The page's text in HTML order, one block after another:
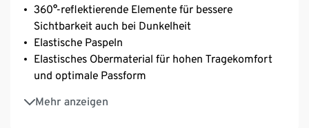
360°-reflektierende Elemente für bessere
Sichtbarkeit auch bei Dunkelheit
Elastische Paspeln
Elastisches Obermaterial für hohen Tragekomfort
und optimale Passform
Mehr anzeigen
Wärmeisolierende Innenseite in Schlingenoptik
Besonders weich, wärmend und atmungsaktiv